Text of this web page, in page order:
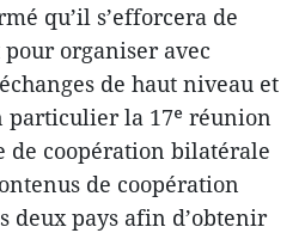
qu’il s’efforcera de
organiser avec
de haut niveau et
particulier la 17ᵉ réunion
de coopération bilatérale
de coopération
deux pays afin d’obtenir